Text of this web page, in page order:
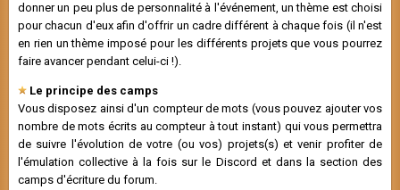
donner un peu plus de personnalité à l'événement, un thème est choisi
pour chacun d'eux afin d'offrir un cadre différent à chaque fois (il n'est
en rien un thème imposé pour les différents projets que vous pourrez
faire avancer pendant celui-ci !).
Le principe des camps
Vous disposez ainsi d'un compteur de mots (vous pouvez ajouter vos
nombre de mots écrits au compteur à tout instant) qui vous permettra
de suivre l'évolution de votre (ou vos) projets(s) et venir profiter de
l'émulation collective à la fois sur le Discord et dans la section des
camps d'écriture du forum.